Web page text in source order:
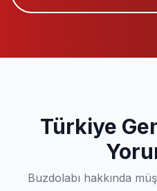
Türkiye
Buzdolabı hakkında